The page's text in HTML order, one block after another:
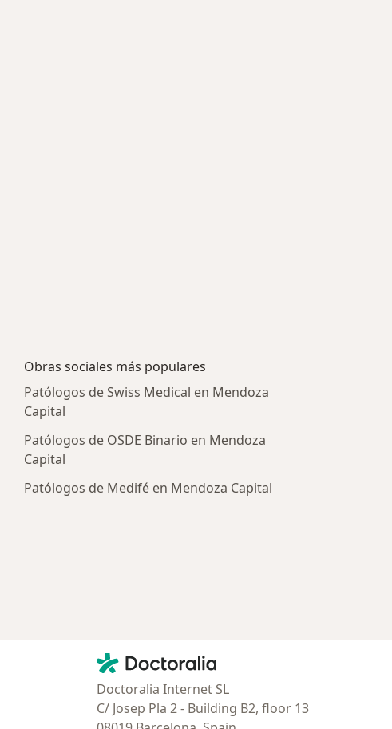
Obras sociales más populares
Patólogos de Swiss Medical en Mendoza
Capital
Patólogos de OSDE Binario en Mendoza
Capital
Patólogos de Medifé en Mendoza Capital
Contacto
Doctoralia - Página de inicio
Doctoralia Internet SL
C/ Josep Pla 2 - Building B2, floor 13